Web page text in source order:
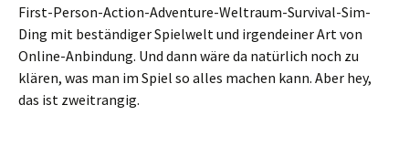
First-Person-Action-Adventure-Weltraum-Survival-Sim-
Ding mit beständiger Spielwelt und irgendeiner Art von
Online-Anbindung. Und dann wäre da natürlich noch zu
klären, was man im Spiel so alles machen kann. Aber hey,
das ist zweitrangig.